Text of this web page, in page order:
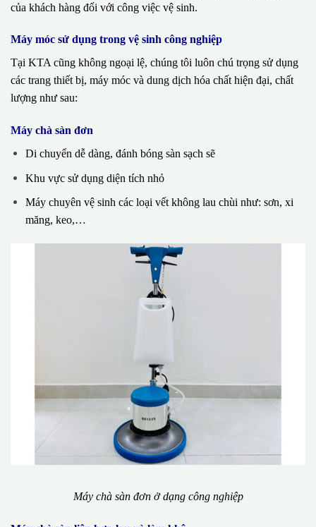
của khách hàng đối với công việc vệ sinh.
Máy móc sử dụng trong vệ sinh công nghiệp
Tại KTA cũng không ngoại lệ, chúng tôi luôn chú trọng sử dụng
các trang thiết bị, máy móc và dung dịch hóa chất hiện đại, chất
lượng như sau:
Máy chà sàn đơn
Di chuyển dễ dàng, đánh bóng sàn sạch sẽ
Khu vực sử dụng diện tích nhỏ
Máy chuyên vệ sinh các loại vết không lau chùi như: sơn, xi
măng, keo,…
Máy chà sàn đơn ở dạng công nghiệp